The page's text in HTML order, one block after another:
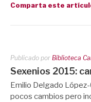
Comparta este
Publicado por Biblioteca
Sexenios 2015:
Emilio Delgado
pocos cambios pero